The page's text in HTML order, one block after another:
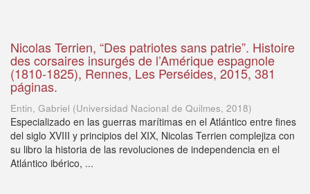
Nicolas Terrien, “Des patriotes sans patrie”. Histoire
des corsaires insurgés de l’Amérique espagnole
(1810-1825), Rennes, Les Perséides, 2015, 381
páginas.
Entin, Gabriel (Universidad Nacional de Quilmes, 2018)
Especializado en las guerras marítimas en el Atlántico entre fines
del siglo XVIII y principios del XIX, Nicolas Terrien complejiza con
su libro la historia de las revoluciones de independencia en el
Atlántico ibérico, ...